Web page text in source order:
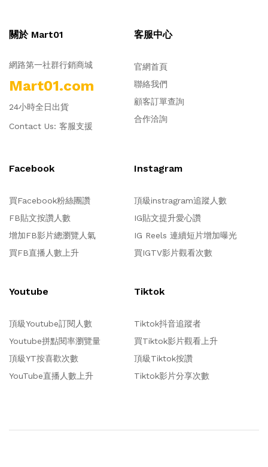
關於 Mart01
網路第一社群行銷商城
Mart01.com
24小時全日出貨
Contact Us: 客服支援
客服中心
官網首頁
聯絡我們
顧客訂單查詢
合作洽詢
Facebook
買Facebook粉絲團讚
FB貼文按讚人數
增加FB影片總瀏覽人氣
買FB直播人數上升
Instagram
頂級instragram追蹤人數
IG貼文提升愛心讚
IG Reels 連續短片增加曝光
買IGTV影片觀看次數
Youtube
頂級Youtube訂閱人數
Youtube拼點閱率瀏覽量
頂級YT按喜歡次數
YouTube直播人數上升
Tiktok
Tiktok抖音追蹤者
買Tiktok影片觀看上升
頂級Tiktok按讚
Tiktok影片分享次數